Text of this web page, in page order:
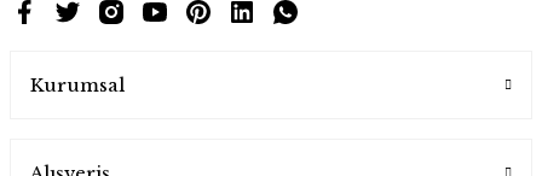
Kurumsal